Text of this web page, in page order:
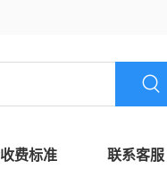
收费标准 联系客服